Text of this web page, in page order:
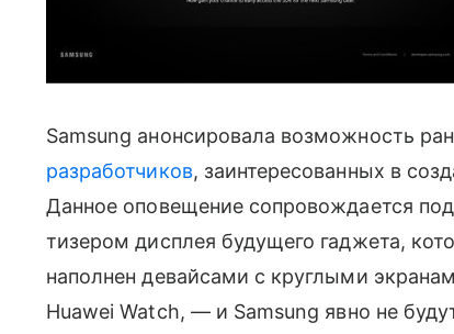
Samsung анонсировала возможность
разработчиков, заинтересованных в
Данное оповещение сопровождается
тизером дисплея будущего гаджета,
наполнен девайсами с круглыми
Huawei Watch, — и Samsung явно не